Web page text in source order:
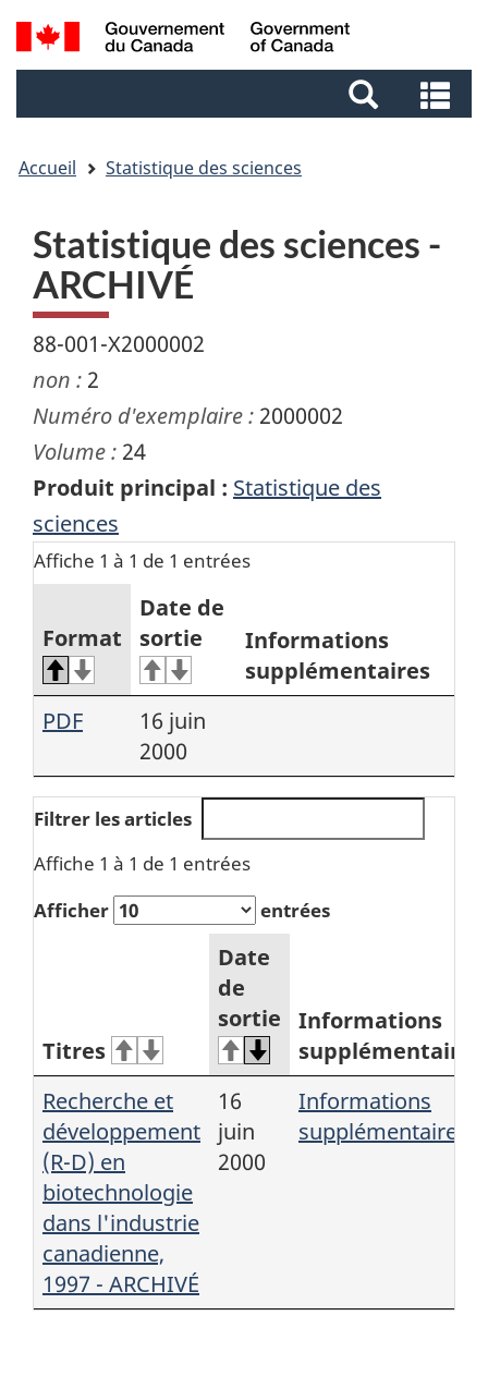
Aller
au
Aller
au
Passer
à
Recherche
et
et
Accueil Statistique des sciences
Statistique des sciences -
ARCHIVÉ
88-001-X2000002
non : 2
Numéro d'exemplaire : 2000002
Volume : 24
Produit principal : Statistique des
sciences
Affiche 1 à 1 de 1 entrées
Format
Date de
sortie
Informations
supplémentaires
PDF
16 juin
2000
Filtrer les articles
Affiche 1 à 1 de 1 entrées
Afficher
entrées
Titres
Date
de
sortie
Informations
supplémentaires
Recherche et
développement
(R-D) en
biotechnologie
dans l'industrie
canadienne,
1997 - ARCHIVÉ
16
juin
2000
Informations
supplémentaires